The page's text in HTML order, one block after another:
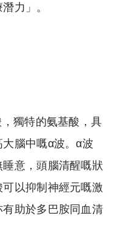
力」。
獨特的氨基酸，具
腦中嘅α波。α波
意，頭腦清醒嘅狀
以抑制神經元嘅激
助於多巴胺同血清